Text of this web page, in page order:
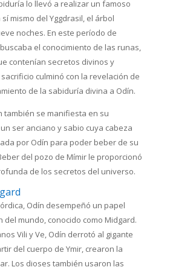
lo llevó a realizar un famoso
mismo del Yggdrasil, el árbol
noches. En este período de
el conocimiento de las runas,
contenían secretos divinos y
culminó con la revelación de
de la sabiduría divina a Odín.
también se manifiesta en su
ser anciano y sabio cuya cabeza
por Odín para poder beber de su
del pozo de Mímir le proporcionó
de los secretos del universo.
Odín desempeñó un papel
del mundo, conocido como Midgard.
Vili y Ve, Odín derrotó al gigante
del cuerpo de Ymir, crearon la
Los dioses también usaron las